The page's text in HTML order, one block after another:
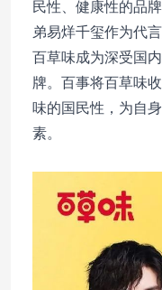
民性、健康性的品
弟易烊千玺作为代
百草味成为深受国
牌。百事将百草味
味的国民性，为自
素。